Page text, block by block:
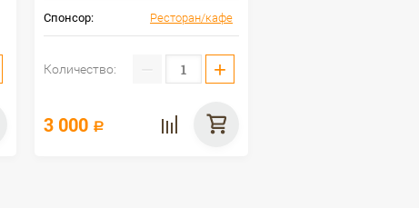
Спонсор: Ресторан/кафе
Количество: +
3 000 Р